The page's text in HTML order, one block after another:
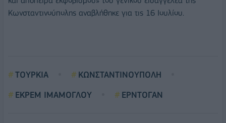
Κωνσταντινούπολης αναβλήθηκε για τις 16 Ιουλίου.
ΤΟΥΡΚΙΑ
ΚΩΝΣΤΑΝΤΙΝΟΥΠΟΛΗ
ΕΚΡΕΜ ΙΜΑΜΟΓΛΟΥ
ΕΡΝΤΟΓΑΝ